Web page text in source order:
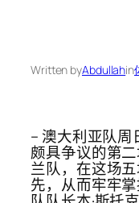
Written byAbdullahin
– 澳大利亚队
颇具争议的第
兰队，在这场
先，从而牢牢